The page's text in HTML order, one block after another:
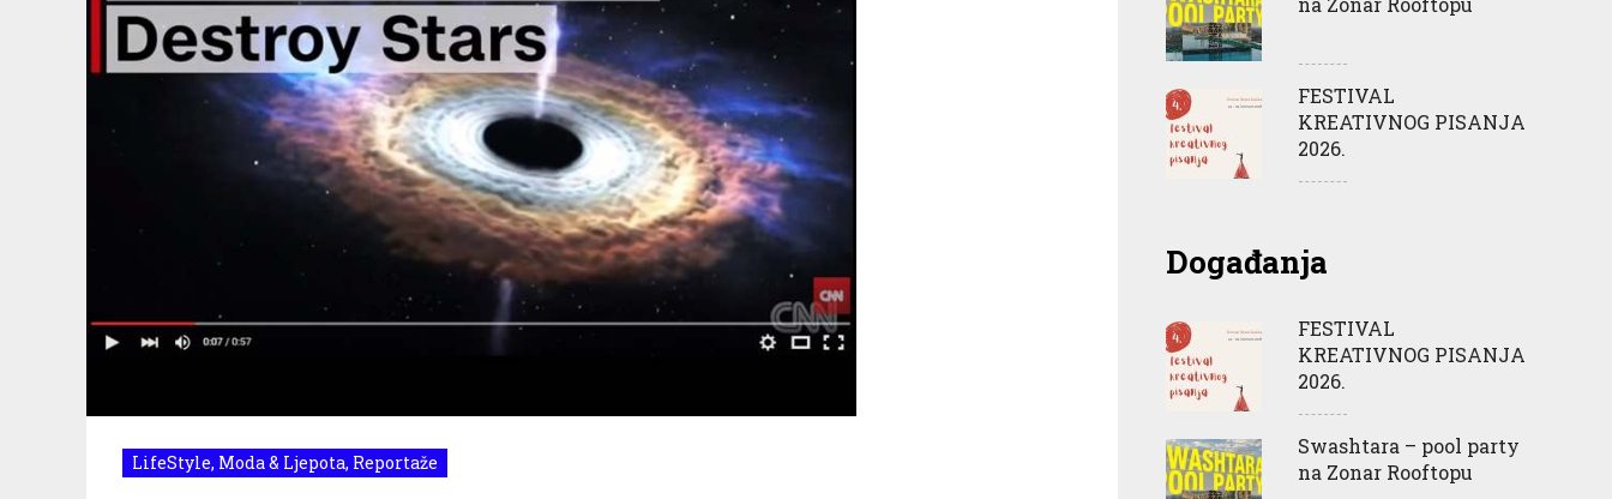
LifeStyle, Moda & Ljepota, Reportaže
FESTIVAL
KREATIVNOG PISANJA
2026.
Događanja
FESTIVAL
KREATIVNOG PISANJA
2026.
Swashtara – pool party
na Zonar Rooftopu